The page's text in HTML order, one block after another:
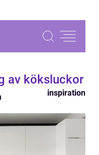
av köksluckor
inspiration